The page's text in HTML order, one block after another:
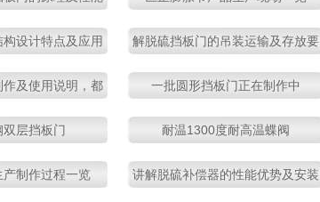
设计特点及应用
解脱硫挡板门的吊装运输及存放要
及使用说明，都
一批圆形挡板门正在制作中
层挡板门 耐温1300度耐高温蝶阀
产制作过程一览
讲解脱硫补偿器的性能优势及安装